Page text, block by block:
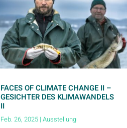
FACES OF CLIMATE CHANGE II –
GESICHTER DES KLIMAWANDELS
II
Feb. 26, 2025 |Ausstellung